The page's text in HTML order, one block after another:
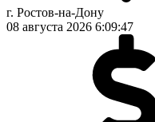
г. Ростов-на-Дону
08 августа 2026 6:09:48